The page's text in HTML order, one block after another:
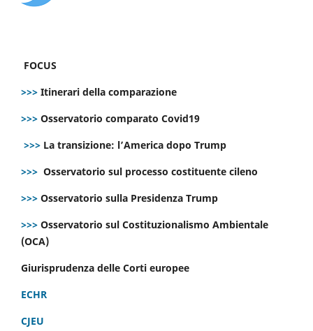
FOCUS
>>> Itinerari della comparazione
>>> Osservatorio comparato Covid19
>>> La transizione: l’America dopo Trump
>>> Osservatorio sul processo costituente cileno
>>> Osservatorio sulla Presidenza Trump
>>> Osservatorio sul Costituzionalismo Ambientale
(OCA)
Giurisprudenza delle Corti europee
ECHR
CJEU